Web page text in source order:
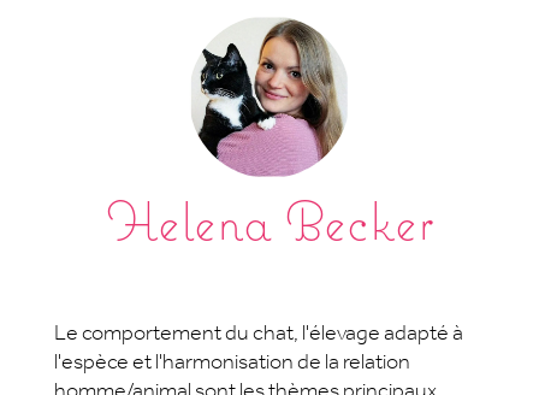
Helena Becker
Le comportement du chat, l'élevage adapté à
l'espèce et l'harmonisation de la relation
homme/animal sont les thèmes principaux